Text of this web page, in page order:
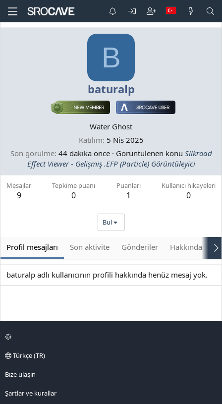
B
baturalp
Water Ghost
Katılım 5 Nis 2025
Son görülme 44 dakika önce · Görüntülenen konu Silkroad
Effect Viewer - Gelişmiş .EFP (Particle) Görüntüleyici
Mesajlar
9
Tepkime puanı
0
Puanları
1
Kullanıcı hikayeleri
0
Bul
Profil mesajları Son aktivite Gönderiler Hakkında
baturalp adlı kullanıcının profili hakkında henüz mesaj yok.
Türkçe (TR)
Bize ulaşın
Şartlar ve kurallar